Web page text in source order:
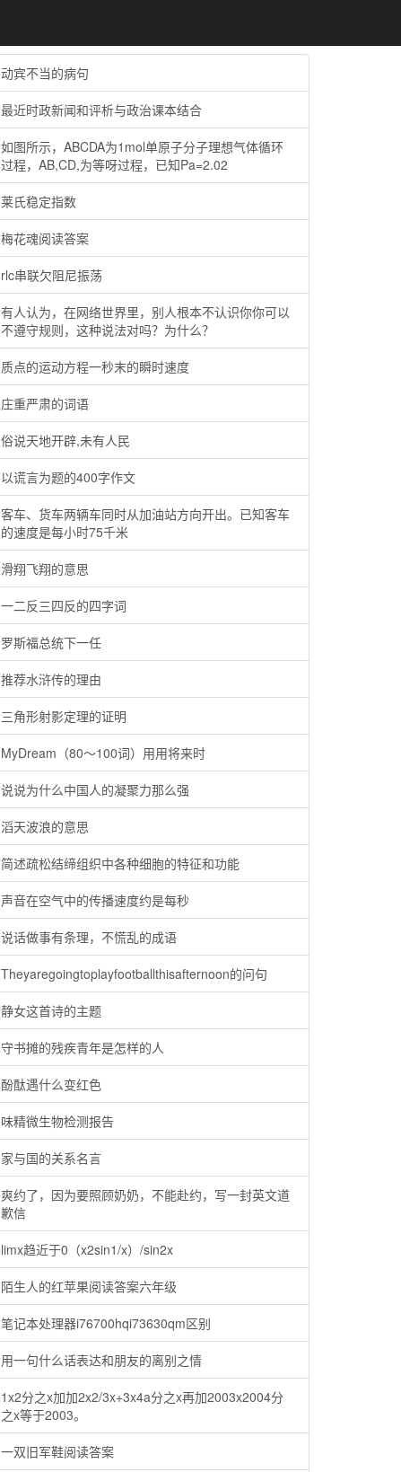
动宾不当的病句
最近时政新闻和评析与政治课本结合
如图所示，ABCDA为1mol单原子分子理想气体循环
过程，AB,CD,为等呀过程，已知Pa=2.02
莱氏稳定指数
梅花魂阅读答案
rlc串联欠阻尼振荡
有人认为，在网络世界里，别人根本不认识你你可以
不遵守规则，这种说法对吗？为什么？
质点的运动方程一秒末的瞬时速度
庄重严肃的词语
俗说天地开辟,未有人民
以谎言为题的400字作文
客车、货车两辆车同时从加油站方向开出。已知客车
的速度是每小时75千米
滑翔飞翔的意思
一二反三四反的四字词
罗斯福总统下一任
推荐水浒传的理由
三角形射影定理的证明
MyDream（80～100词）用用将来时
说说为什么中国人的凝聚力那么强
滔天波浪的意思
简述疏松结缔组织中各种细胞的特征和功能
声音在空气中的传播速度约是每秒
说话做事有条理，不慌乱的成语
Theyaregoingtoplayfootballthisafternoon的问句
静女这首诗的主题
守书摊的残疾青年是怎样的人
酚酞遇什么变红色
味精微生物检测报告
家与国的关系名言
爽约了，因为要照顾奶奶，不能赴约，写一封英文道
歉信
limx趋近于0（x2sin1/x）/sin2x
陌生人的红苹果阅读答案六年级
笔记本处理器i76700hqi73630qm区别
用一句什么话表达和朋友的离别之情
1x2分之x加加2x2/3x+3x4a分之x再加2003x2004分
之x等于2003。
一双旧军鞋阅读答案